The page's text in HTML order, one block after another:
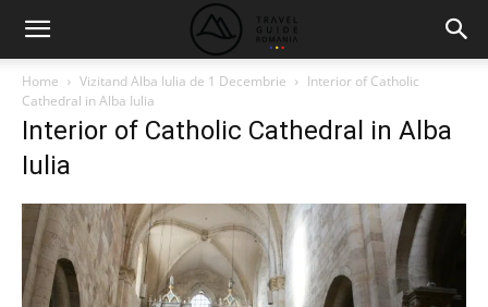
Home Vizitand Alba Iulia de 1 Decembrie
Interior of Catholic
Cathedral in Alba Iulia
Interior of Catholic Cathedral in Alba
Iulia